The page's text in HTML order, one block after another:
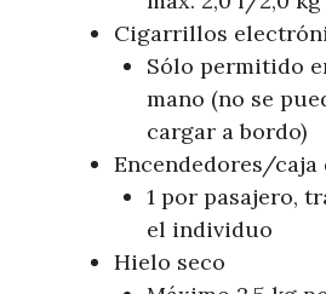
Cigarrillos
Sólo permitido
mano (no se
cargar a bordo)
Encendedores/caja
1 por pasajero,
el individuo
Hielo seco